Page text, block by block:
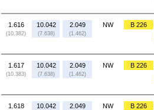
1.616
(10.382)
10.042
(7.638)
2.049
(1.462)
NW B 226
1.617
(10.383)
10.042
(7.638)
2.049
(1.462)
NW B 226
1.618 10.042 2.049 NW B 226